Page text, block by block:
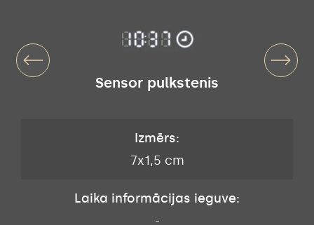
Sensor pulkstenis
Izmērs:
7x1,5 cm
Laika informācijas ieguve:
-